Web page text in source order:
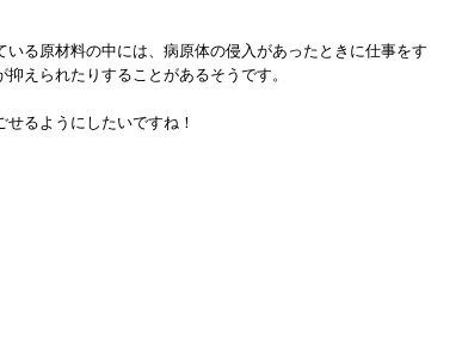
る原材料の中には、病原体の侵入があったときに仕事をす
えられたりすることがあるそうです。
るようにしたいですね！